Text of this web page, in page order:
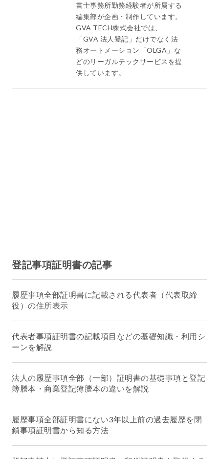
書士事務所勤務経験者が所属する
編集部が企画・制作しています。
GVA TECH株式会社では、
「GVA 法人登記」だけでなく法
務オートメーション「OLGA」な
どのリーガルテックサービスを提
供しています。
登記事項証明書の記事
履歴事項全部証明書に記載される代表者（代表取締
役）の住所表示
代表者事項証明書の記載項目などの基礎知識・利用シ
ーンを解説
法人の履歴事項全部（一部）証明書の基礎事項と登記
簿謄本・商業登記簿謄本の違いを解説
履歴事項全部証明書にない3年以上前の過去履歴を閉
鎖事項証明書から知る方法